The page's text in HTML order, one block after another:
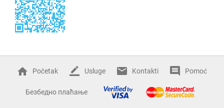
Početak Usluge Kontakti Pomoć
Безбедно плаћање